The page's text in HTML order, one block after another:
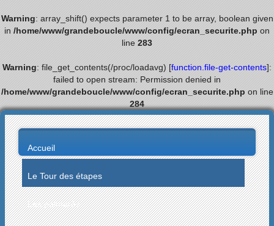
Warning: array_shift() expects parameter 1 to be array, boolean given
in /home/www/grandeboucle/www/config/ecran_securite.php on
line 283
Warning: file_get_contents(/proc/loadavg) [function.file-get-contents]:
failed to open stream: Permission denied in
/home/www/grandeboucle/www/config/ecran_securite.php on line
284
Accueil
Le Tour des étapes
Les palmarès